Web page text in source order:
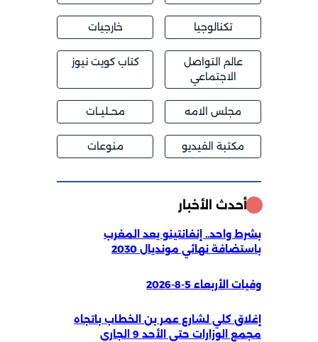
تكنالوجيا خارجيات
عالم التواصل
الاجتماعي
كتاب كويت نيوز
مجلس الامه محــليــات
مكتبة الفيديو منوعات
أحدث الأخبار
بشرط واحد.. إنفانتينو يعد المغرب
باستضافة نهائي مونديال 2030
وفيات الأربعاء 5-8-2026
إغلاق كلي لشارع عمر بن الخطاب باتجاه
مجمع الوزارات حتى الأحد 9 الجاري